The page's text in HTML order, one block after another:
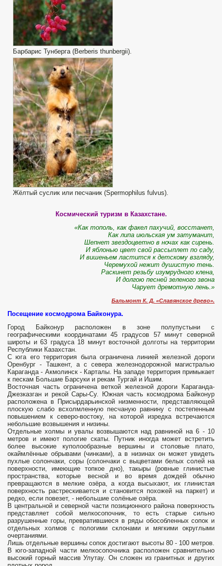
Барбарис Тунберга (Berberis thunbergii).
Жёлтый суслик или песчаник (Spermophilus fulvus).
Космический туризм в Казахстане.
«Как тополь, как факел пахучий, восстанет,
Как липа июльская ум затуманит,
Шепнет звездоцветно в ночах как сирень.
И яблонью цвет свой рассыплет по саду,
И вишеньем ластится к детскому взгляду,
Черемухой нежит душистую тень.
Раскинет резьбу изумрудного клена,
И долгою песней зеленого звона
Чарует дремотную лень.»
Бальмонт К. Д. «Славянское древо».
Посещение космодрома Байконура.
Город Байконур расположен в зоне полупустыни с
географическими координатами 45 градусов 57 минут северной
широты и 63 градуса 18 минут восточной долготы на территории
Республики Казахстан.
С юга его территория была ограничена линией железной дороги
Оренбург - Ташкент, а с севера железнодорожной магистралью
Караганда - Акмолинск - Карталы. На западе территория примыкает
к пескам Большие Барсуки и рекам Тургай и Ишим.
Восточная часть ограничена веткой железной дороги Караганда-
Джезказган и рекой Сары-Су. Южная часть космодрома Байконур
расположена в Присырдарьинской низменности, представляющей
плоскую слабо всхолмленную песчаную равнину с постепенным
повышением к северо-востоку, на которой изредка встречаются
небольшие возвышения и низины.
Отдельные холмы и увалы возвышаются над равниной на 6 - 10
метров и имеют пологие скаты. Путник иногда может встретить
более высокие куполообразные вершины и столовые плато,
окаймлённые обрывами (чинками), а в низинах он может увидеть
пухлые солончаки, соры (солончаки с выцветами белых солей на
поверхности, имеющие топкое дно), такыры (ровные глинистые
пространства, которые весной и во время дождей обычно
превращаются в мелкие озёра, а когда высыхают, их глинистая
поверхность растрескивается и становится похожей на паркет) и
редко, если повезет, - небольшие солёные озёра.
В центральной и северной части позиционного района поверхность
представляет собой мелкосопочник, то есть старые сильно
разрушенные горы, превратившиеся в ряды обособленных сопок и
отдельных холмов с пологими склонами и мягкими округлыми
очертаниями.
Лишь отдельные вершины сопок достигают высоты 80 - 100 метров.
В юго-западной части мелкосопочника расположен сравнительно
высокий горный массив Улутау. Он сложен из гранитных и других